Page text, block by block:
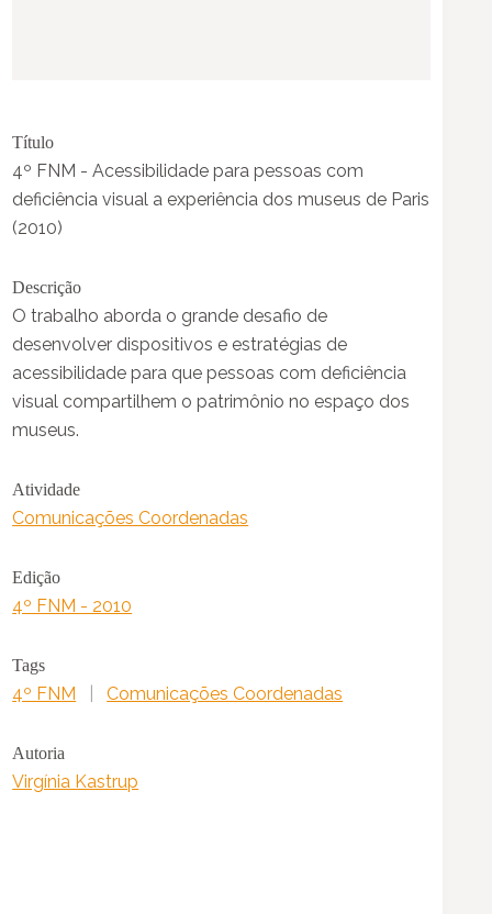
Título
4º FNM - Acessibilidade para pessoas com
deficiência visual a experiência dos museus de Paris
(2010)
Descrição
O trabalho aborda o grande desafio de
desenvolver dispositivos e estratégias de
acessibilidade para que pessoas com deficiência
visual compartilhem o patrimônio no espaço dos
museus.
Atividade
Comunicações Coordenadas
Edição
4º FNM - 2010
Tags
4º FNM Comunicações Coordenadas
Autoria
Virgínia Kastrup